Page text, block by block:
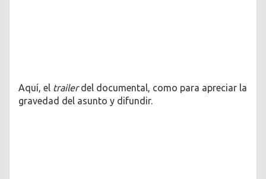
Aquí, el trailerdel documental, como para apreciar la
gravedad del asunto y difundir.